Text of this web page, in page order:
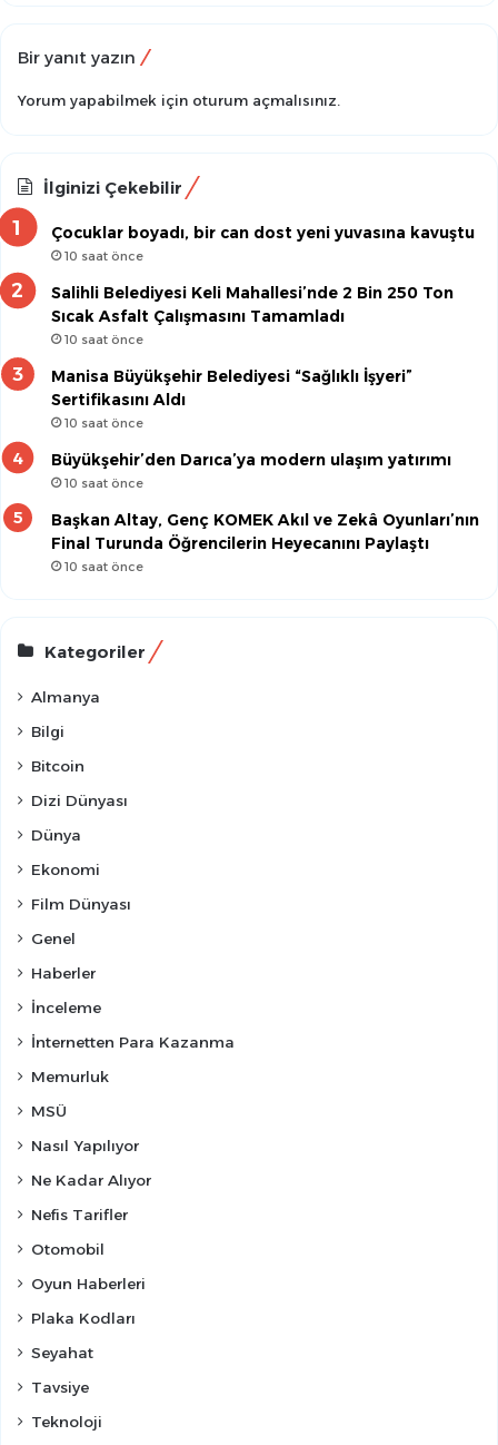
Bir yanıt yazın
Yorum yapabilmek için oturum açmalısınız
İlginizi Çekebilir
Çocuklar boyadı, bir can dost yeni yuvasına kavuştu
10 saat önce
Salihli Belediyesi Keli Mahallesi’nde 2 Bin 250 Ton
Sıcak Asfalt Çalışmasını Tamamladı
10 saat önce
Manisa Büyükşehir Belediyesi “Sağlıklı İşyeri”
Sertifikasını Aldı
10 saat önce
Büyükşehir’den Darıca’ya modern ulaşım yatırımı
10 saat önce
Başkan Altay, Genç KOMEK Akıl ve Zekâ Oyunları’nın
Final Turunda Öğrencilerin Heyecanını Paylaştı
10 saat önce
Kategoriler
Almanya
Bilgi
Bitcoin
Dizi Dünyası
Dünya
Ekonomi
Film Dünyası
Genel
Haberler
İnceleme
İnternetten Para Kazanma
Memurluk
MSÜ
Nasıl Yapılıyor
Ne Kadar Alıyor
Nefis Tarifler
Otomobil
Oyun Haberleri
Plaka Kodları
Seyahat
Tavsiye
Teknoloji